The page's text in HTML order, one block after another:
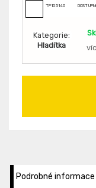
TP105140
Kategorie:
Hladítka
Podrobné informace